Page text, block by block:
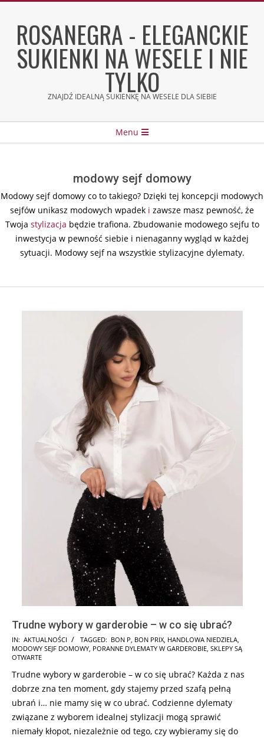
contentROSANEGRA - ELEGANCKIE
SUKIENKI NA WESELE I NIE
TYLKO
ZNAJDŹ IDEALNĄ SUKIENKĘ NA WESELE DLA SIEBIE
Menu
modowy sejf domowy
Modowy sejf domowy co to takiego? Dzięki tej koncepcji modowych
sejfów unikasz modowych wpadek i zawsze masz pewność, że
Twoja stylizacja będzie trafiona. Zbudowanie modowego sejfu to
inwestycja w pewność siebie i nienaganny wygląd w każdej
sytuacji. Modowy sejf na wszystkie stylizacyjne dylematy.
Trudne wybory w garderobie – w co się ubrać?
2026-
02-
IN: AKTUALNOŚCI TAGGED: BON P, BON PRIX, HANDLOWA NIEDZIELA,
MODOWY SEJF DOMOWY, PORANNE DYLEMATY W GARDEROBIE, SKLEPY SĄ
OTWARTE
Trudne wybory w garderobie – w co się ubrać? Każda z nas
dobrze zna ten moment, gdy stajemy przed szafą pełną
ubrań i… nie mamy się w co ubrać. Codzienne dylematy
związane z wyborem idealnej stylizacji mogą sprawić
niemały kłopot, niezależnie od tego, czy wybieramy się do